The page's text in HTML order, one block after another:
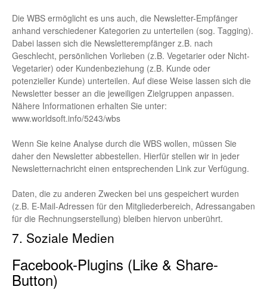
Die WBS ermöglicht es uns auch, die Newsletter-Empfänger
anhand verschiedener Kategorien zu unterteilen (sog. Tagging).
Dabei lassen sich die Newsletterempfänger z.B. nach
Geschlecht, persönlichen Vorlieben (z.B. Vegetarier oder Nicht-
Vegetarier) oder Kundenbeziehung (z.B. Kunde oder
potenzieller Kunde) unterteilen. Auf diese Weise lassen sich die
Newsletter besser an die jeweiligen Zielgruppen anpassen.
Nähere Informationen erhalten Sie unter:
www.worldsoft.info/5243/wbs
Wenn Sie keine Analyse durch die WBS wollen, müssen Sie
daher den Newsletter abbestellen. Hierfür stellen wir in jeder
Newsletternachricht einen entsprechenden Link zur Verfügung.
Daten, die zu anderen Zwecken bei uns gespeichert wurden
(z.B. E-Mail-Adressen für den Mitgliederbereich, Adressangaben
für die Rechnungserstellung) bleiben hiervon unberührt.
7. Soziale Medien
Facebook-Plugins (Like & Share-
Button)